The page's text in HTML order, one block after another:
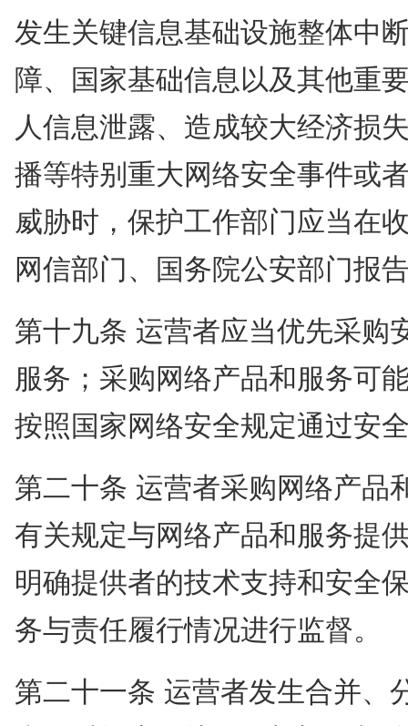
发生关键信息基础设施整体中
障、国家基础信息以及其他重
人信息泄露、造成较大经济损
播等特别重大网络安全事件或
威胁时，保护工作部门应当在
网信部门、国务院公安部门报
第十九条 运营者应当优先采购
服务；采购网络产品和服务可
按照国家网络安全规定通过安
第二十条 运营者采购网络产品
有关规定与网络产品和服务提
明确提供者的技术支持和安全
务与责任履行情况进行监督。
第二十一条 运营者发生合并、